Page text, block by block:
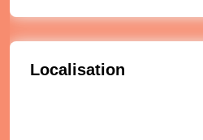
Localisation